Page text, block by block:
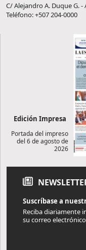
C/ Alejandro A. Duque G.
Teléfono: +507 204-0000
Edición Impresa
Portada del impreso
del 6 de agosto de
2026
Suscríbase a
Reciba diariamente
su correo electrónico